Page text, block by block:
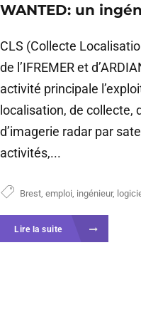
WANTED: un
CLS (Collecte
de l’IFREMER et
activité principale
localisation, de collecte,
d’imagerie radar par
activités,...
Brest emploi ingénieur,
Lire la suite